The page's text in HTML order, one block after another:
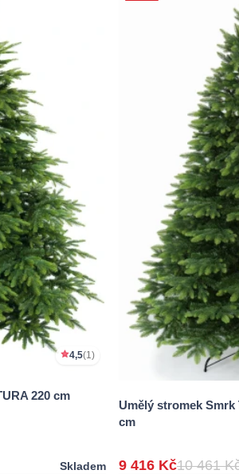
4,5(1)
220 cm
Skladem
Umělý stromek Smrk
cm
9 416 Kč10 461